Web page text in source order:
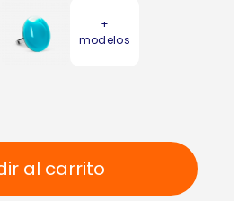
+
modelos
al carrito